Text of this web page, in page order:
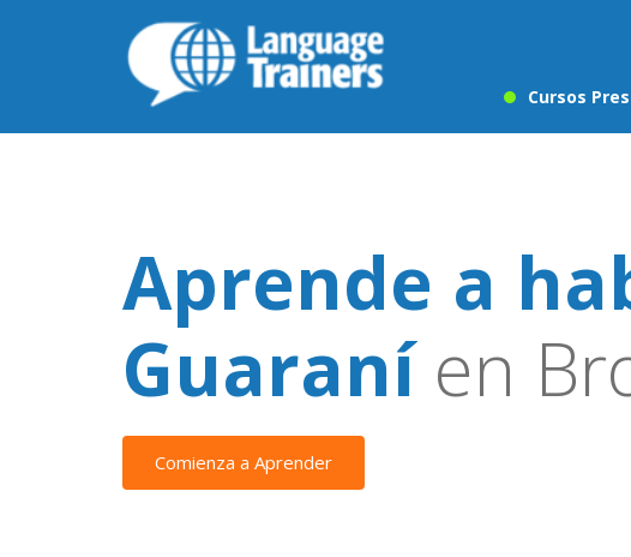
Cursos
Aprende a
Guaraníen
Comienza a Aprender